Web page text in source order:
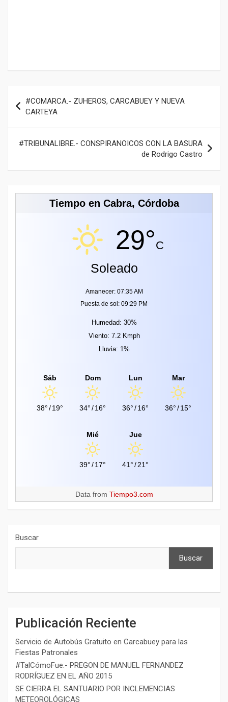
de
entradas
#COMARCA.- ZUHEROS, CARCABUEY Y NUEVA
CARTEYA
#TRIBUNALIBRE.- CONSPIRANOICOS CON LA BASURA
de Rodrigo Castro
Tiempo en Cabra, Córdoba
29°C
Soleado
Amanecer: 07:35 AM
Puesta de sol: 09:29 PM
Humedad: 30%
Viento: 7.2 Kmph
Lluvia: 1%
Sáb
38°/19°
Dom
34°/16°
Lun
36°/16°
Mar
36°/15°
Mié
39°/17°
Jue
41°/21°
Data from Tiempo3.com
Buscar
Buscar
Publicación Reciente
Servicio de Autobús Gratuito en Carcabuey para las
Fiestas Patronales
#TalCómoFue.- PREGON DE MANUEL FERNANDEZ
RODRÍGUEZ EN EL AÑO 2015
SE CIERRA EL SANTUARIO POR INCLEMENCIAS
METEOROLÓGICAS